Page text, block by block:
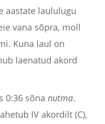
aastate laululugu
vana sõpra, moll
Kuna laul on
laenatud akord
0:36 sõna nutma.
IV akordilt (C),